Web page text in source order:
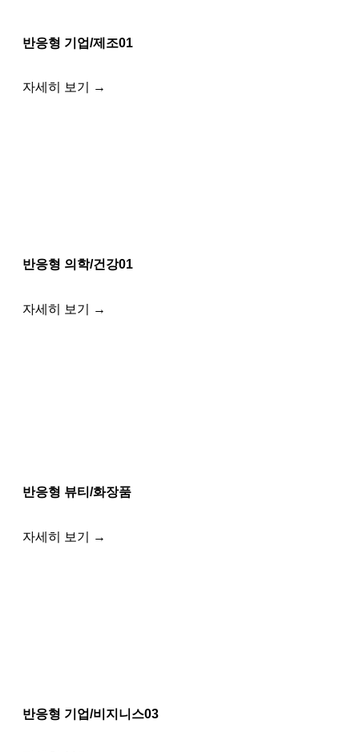
반응형 기업/제조01
자세히 보기 →
반응형 의학/건강01
자세히 보기 →
반응형 뷰티/화장품
자세히 보기 →
반응형 기업/비지니스03